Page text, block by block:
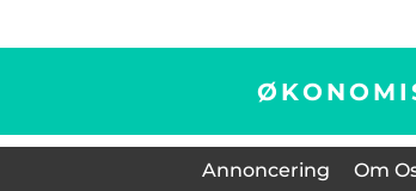
Annoncering Om